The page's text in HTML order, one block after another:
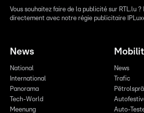
Vous souhaitez faire de la publicité sur RTL.lu
directement avec notre régie publicitaire
News
National
International
Panorama
Tech-World
Meenung
News
Trafic
Auto-